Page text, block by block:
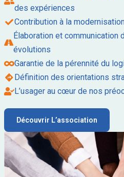
des expériences
Contribution à la
Élaboration et communication
évolutions
Garantie de la pérennité du
Définition des orientations
L’usager au cœur de nos
Découvrir L’association